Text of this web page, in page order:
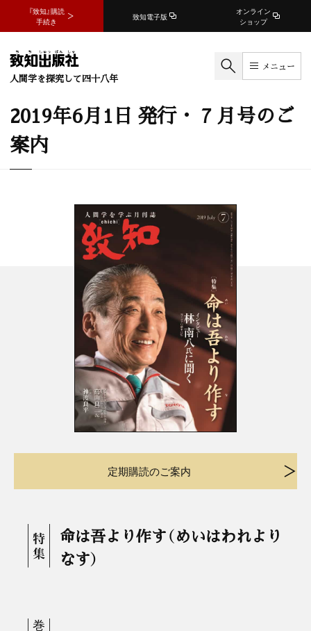
『致知』購読
手続き
致知電子版
オンライン
ショップ
人間学を探究して四十八年
メニュー
2019年6月1日 発行・ 7 月号のご
案内
定期購読のご案内
命は吾より作す（めいはわれより
なす）